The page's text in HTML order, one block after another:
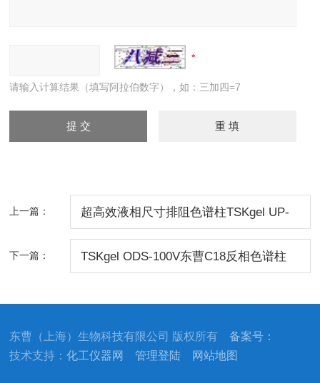
请输入计算结果（填写阿拉伯数字），如：三加四=7
上一篇： 超高效液相尺寸排阻色谱柱TSKgel UP-
下一篇： TSKgel ODS-100V东曹C18反相色谱柱
东曹（上海）生物科技有限公司 版权所有备案号：
技术支持：化工仪器网 管理登陆 网站地图